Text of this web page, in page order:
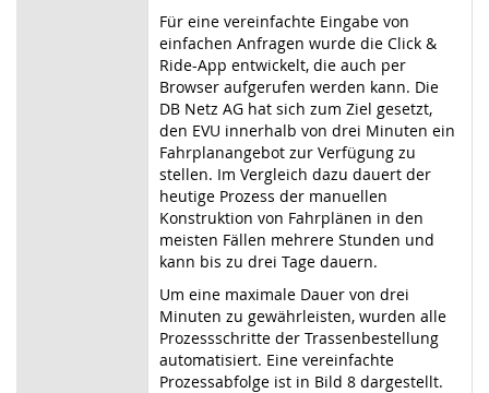
Für eine vereinfachte Eingabe von
einfachen Anfragen wurde die Click &
Ride-App entwickelt, die auch per
Browser aufgerufen werden kann. Die
DB Netz AG hat sich zum Ziel gesetzt,
den EVU innerhalb von drei Minuten ein
Fahrplanangebot zur Verfügung zu
stellen. Im Vergleich dazu dauert der
heutige Prozess der manuellen
Konstruktion von Fahrplänen in den
meisten Fällen mehrere Stunden und
kann bis zu drei Tage dauern.
Um eine maximale Dauer von drei
Minuten zu gewährleisten, wurden alle
Prozessschritte der Trassenbestellung
automatisiert. Eine vereinfachte
Prozessabfolge ist in Bild 8 dargestellt.